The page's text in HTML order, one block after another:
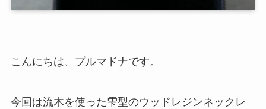
こんにちは、プルマドナです。
今回は流木を使った雫型のウッドレジンネックレ